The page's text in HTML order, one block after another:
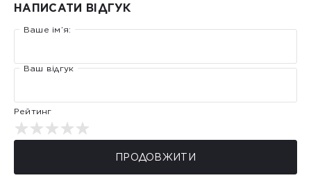
НАПИСАТИ ВІДГУК
Ваше ім’я:
Ваш відгук
Рейтинг
ПРОДОВЖИТИ